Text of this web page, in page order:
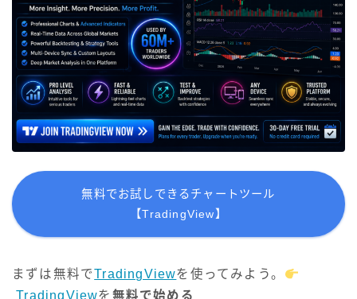
無料でお試しできるチャートツール
【TradingView】
まずは無料でTradingViewを使ってみよう。
TradingViewを 無料で始める